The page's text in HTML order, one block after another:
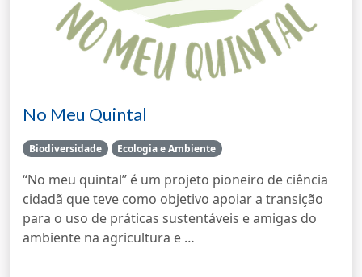
No Meu Quintal
Biodiversidade Ecologia e Ambiente
“No meu quintal” é um projeto pioneiro de ciência
cidadã que teve como objetivo apoiar a transição
para o uso de práticas sustentáveis e amigas do
ambiente na agricultura e …